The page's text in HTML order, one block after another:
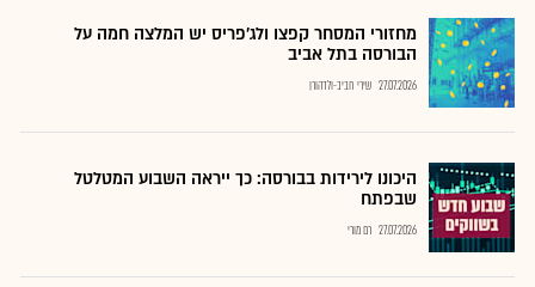
מחזורי המסחר קפצו ולג'פריס יש המלצה חמה על
הבורסה בתל אביב
27.07.2026 שירי חביב-ולדהורן
היכונו לירידות בבורסה: כך ייראה השבוע המטלטל
שבפתח
27.07.2026 רם מורי